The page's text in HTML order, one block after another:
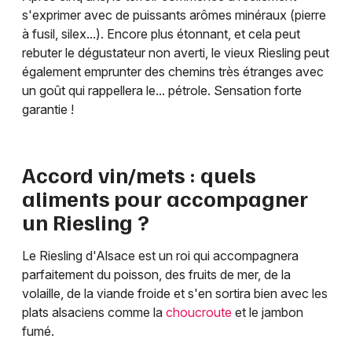
s'exprimer avec de puissants arômes minéraux (pierre
à fusil, silex...). Encore plus étonnant, et cela peut
rebuter le dégustateur non averti, le vieux Riesling peut
également emprunter des chemins très étranges avec
un goût qui rappellera le... pétrole. Sensation forte
garantie !
Accord vin/mets : quels
aliments pour accompagner
un Riesling ?
Le Riesling d'Alsace est un roi qui accompagnera
parfaitement du poisson, des fruits de mer, de la
volaille, de la viande froide et s'en sortira bien avec les
plats alsaciens comme la choucroute et le jambon
fumé.